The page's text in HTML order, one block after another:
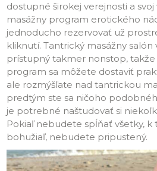
dostupné širokej verejnosti a
masážny program erotického
jednoducho rezervovať už
kliknutí. Tantrický masážny
prístupný takmer nonstop, takže
program sa môžete dostaviť
ale rozmýšľate nad tantrickou
predtým ste sa ničoho
je potrebné naštudovať si
Pokiaľ nebudete spĺňať všetky, k
bohužiaľ, nebudete pripustený.